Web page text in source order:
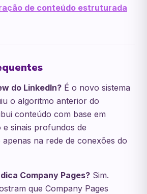
de conteúdo estruturada
do LinkedIn? É o novo sistema
o algoritmo anterior do
conteúdo com base em
e sinais profundos de
na rede de conexões do
Company Pages? Sim.
que Company Pages